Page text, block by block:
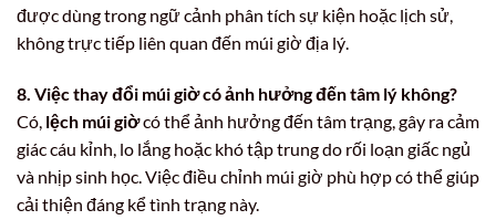
được dùng trong ngữ cảnh phân tích sự kiện hoặc lịch sử,
không trực tiếp liên quan đến múi giờ địa lý.
8. Việc thay đổi múi giờ có ảnh hưởng đến tâm lý không?
Có, lệch múi giờcó thể ảnh hưởng đến tâm trạng, gây ra cảm
giác cáu kỉnh, lo lắng hoặc khó tập trung do rối loạn giấc ngủ
và nhịp sinh học. Việc điều chỉnh múi giờ phù hợp có thể giúp
cải thiện đáng kể tình trạng này.